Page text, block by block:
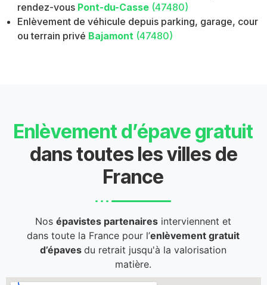
rendez-vous Pont-du-Casse (47480)
Enlèvement de véhicule depuis parking, garage, cour
ou terrain privé Bajamont (47480)
Enlèvement d’épave gratuit
dans toutes les villes de
France
Nosépavistes partenaires interviennent et
dans toute la France pour l’enlèvement gratuit
d’épavesdu retrait jusqu'à la valorisation
matière.